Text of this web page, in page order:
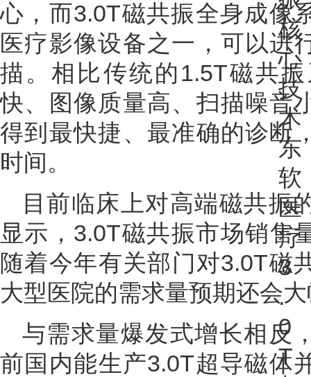
心，而3.0T磁共振全身成像
医疗影像设备之一，可以进
描。相比传统的1.5T磁共
快、图像质量高、扫描噪音
得到最快捷、最准确的诊断
时间。
目前临床上对高端磁共振
显示，3.0T磁共振市场销售
随着今年有关部门对3.0T磁
大型医院的需求量预期还会
与需求量爆发式增长相反
前国内能生产3.0T超导磁体